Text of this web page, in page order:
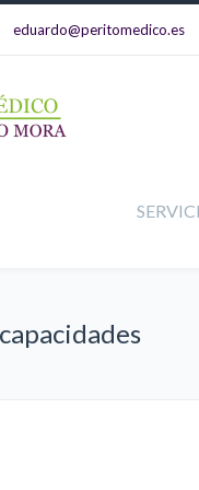
eduardo@peritomedico.es